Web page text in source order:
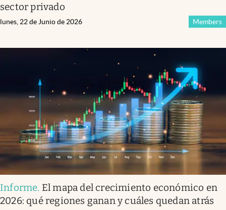
sector privado
Members
lunes, 22 de Junio de 2026
Informe. El mapa del crecimiento económico en
2026: qué regiones ganan y cuáles quedan atrás